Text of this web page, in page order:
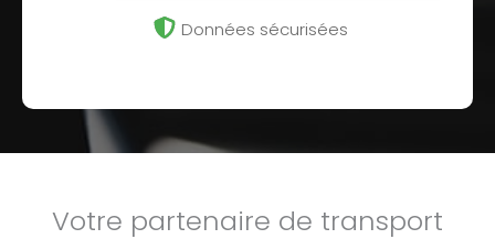
Données sécurisées
Votre partenaire de transport